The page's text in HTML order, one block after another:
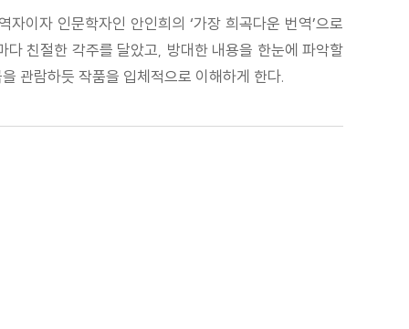
이자 인문학자인 안인희의 ‘가장 희곡다운 번역’으로
친절한 각주를 달았고, 방대한 내용을 한눈에 파악할
관람하듯 작품을 입체적으로 이해하게 한다.